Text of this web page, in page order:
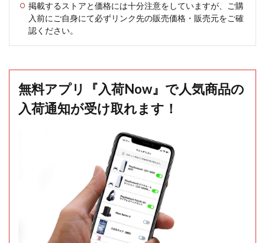
掲載するストアと価格には十分注意をしていますが、ご購
入前にご自身にて必ずリンク先の販売価格・販売元をご確
認ください。
無料アプリ『入荷Now』で人気商品の
入荷通知が受け取れます！